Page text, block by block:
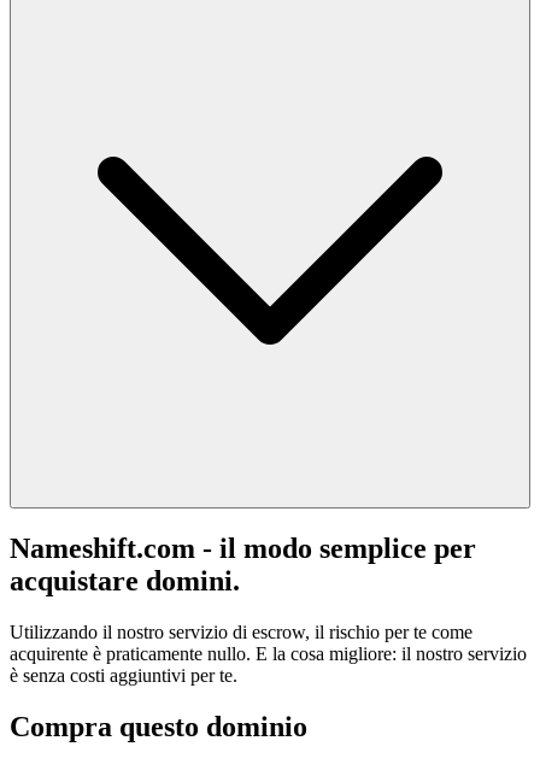
Nameshift.com - il modo semplice per
acquistare domini.
Utilizzando il nostro servizio di escrow, il rischio per te come
acquirente è praticamente nullo. E la cosa migliore: il nostro servizio
è senza costi aggiuntivi per te.
Compra questo dominio